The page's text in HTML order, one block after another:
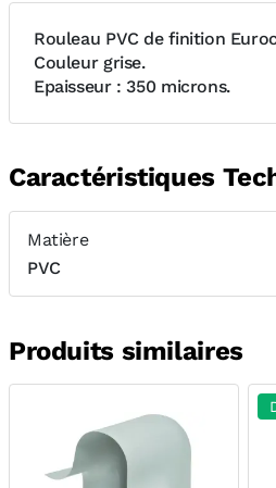
Rouleau PVC de finition
Couleur grise.
Epaisseur : 350 microns.
Caractéristiques
Matière
PVC
Produits similaires